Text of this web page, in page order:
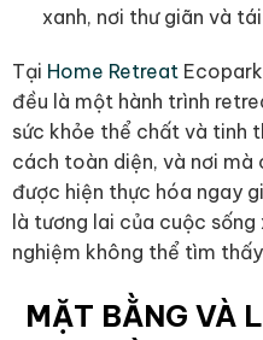
xanh, nơi thư giãn và
Tại Home Retreat
đều là một hành trình
sức khỏe thể chất và tinh
cách toàn diện, và nơi
được hiện thực hóa ngay
là tương lai của cuộc
nghiệm không thể tìm
MẶT BẰNG VÀ